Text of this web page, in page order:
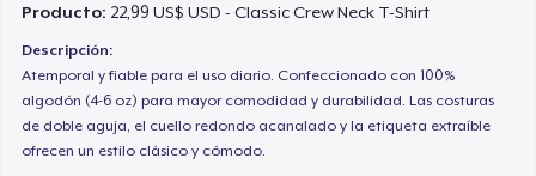
Producto: 22,99 US$ USD - Classic Crew Neck T-Shirt
Descripción:
Atemporal y fiable para el uso diario. Confeccionado con 100%
algodón (4-6 oz) para mayor comodidad y durabilidad. Las costuras
de doble aguja, el cuello redondo acanalado y la etiqueta extraíble
ofrecen un estilo clásico y cómodo.